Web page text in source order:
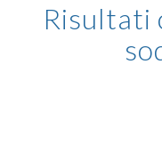
Risultati